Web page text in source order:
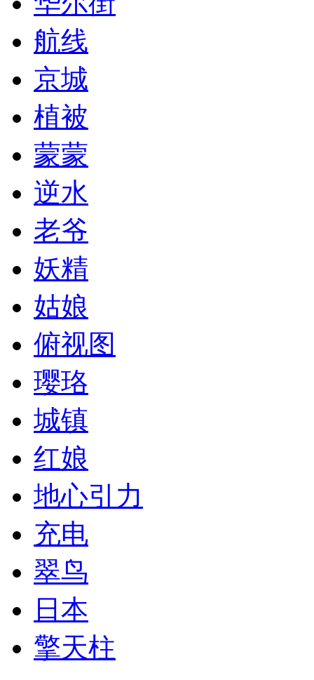
航线
京城
植被
蒙蒙
逆水
老爷
妖精
姑娘
俯视图
璎珞
城镇
红娘
地心引力
充电
翠鸟
日本
擎天柱